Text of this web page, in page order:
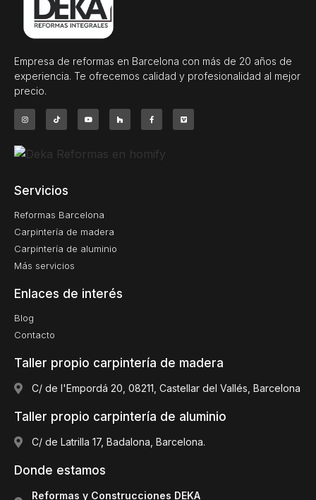
Empresa de reformas en Barcelona con más de 20 años de
experiencia. Te ofrecemos calidad y profesionalidad al mejor
precio.
Servicios
Reformas Barcelona
Carpintería de madera
Carpintería de aluminio
Más servicios
Enlaces de interés
Blog
Contacto
Taller propio carpintería de madera
C/ de l'Empordá 20, 08211, Castellar del Vallés, Barcelona
Taller propio carpintería de aluminio
C/ de Latrilla 17, Badalona, Barcelona.
Donde estamos
Reformas y Construcciones DEKA